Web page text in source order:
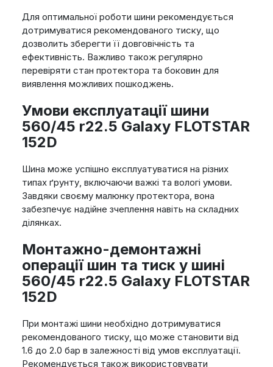
Для оптимальної роботи шини рекомендується
дотримуватися рекомендованого тиску, що
дозволить зберегти її довговічність та
ефективність. Важливо також регулярно
перевіряти стан протектора та боковин для
виявлення можливих пошкоджень.
Умови експлуатації шини
560/45 r22.5 Galaxy FLOTSTAR
152D
Шина може успішно експлуатуватися на різних
типах ґрунту, включаючи важкі та вологі умови.
Завдяки своєму малюнку протектора, вона
забезпечує надійне зчеплення навіть на складних
ділянках.
Монтажно-демонтажні
операції шин та тиск у шині
560/45 r22.5 Galaxy FLOTSTAR
152D
При монтажі шини необхідно дотримуватися
рекомендованого тиску, що може становити від
1.6 до 2.0 бар в залежності від умов експлуатації.
Рекомендується також використовувати